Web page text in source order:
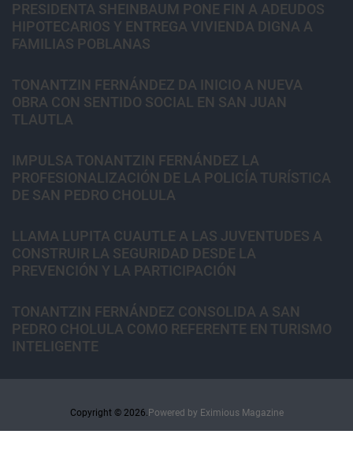
PRESIDENTA SHEINBAUM PONE FIN A ADEUDOS
HIPOTECARIOS Y ENTREGA VIVIENDA DIGNA A
FAMILIAS POBLANAS
TONANTZIN FERNÁNDEZ DA INICIO A NUEVA
OBRA CON SENTIDO SOCIAL EN SAN JUAN
TLAUTLA
IMPULSA TONANTZIN FERNÁNDEZ LA
PROFESIONALIZACIÓN DE LA POLICÍA TURÍSTICA
DE SAN PEDRO CHOLULA
LLAMA LUPITA CUAUTLE A LAS JUVENTUDES A
CONSTRUIR LA SEGURIDAD DESDE LA
PREVENCIÓN Y LA PARTICIPACIÓN
TONANTZIN FERNÁNDEZ CONSOLIDA A SAN
PEDRO CHOLULA COMO REFERENTE EN TURISMO
INTELIGENTE
Copyright © 2026. Powered by Eximious Magazine